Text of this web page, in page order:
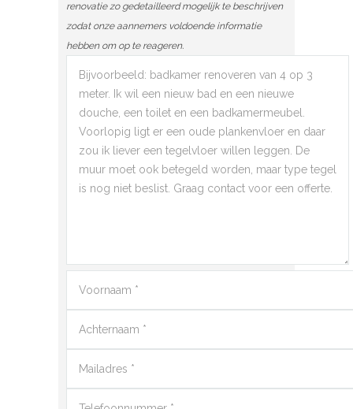
renovatie zo gedetailleerd mogelijk te beschrijven
zodat onze aannemers voldoende informatie
hebben om op te reageren.